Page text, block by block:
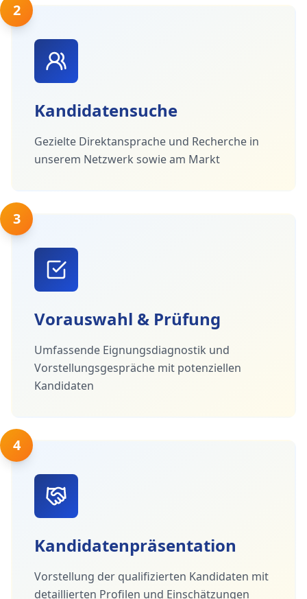
2
Kandidatensuche
Gezielte Direktansprache und Recherche in
unserem Netzwerk sowie am Markt
3
Vorauswahl & Prüfung
Umfassende Eignungsdiagnostik und
Vorstellungsgespräche mit potenziellen
Kandidaten
4
Kandidatenpräsentation
Vorstellung der qualifizierten Kandidaten mit
detaillierten Profilen und Einschätzungen